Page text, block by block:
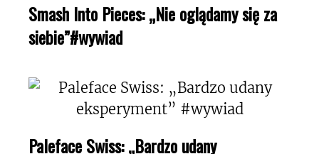
Smash Into Pieces: „Nie oglądamy się za
siebie”#wywiad
Paleface Swiss: „Bardzo udany